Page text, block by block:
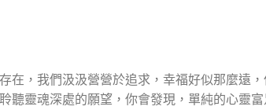
在，我們汲汲營營於追求，幸福好似那麼遠
聽靈魂深處的願望，你會發現，單純的心靈